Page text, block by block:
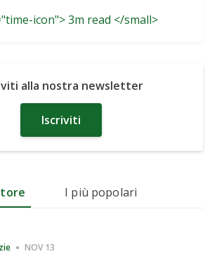
icon"> 3m read </small>
alla nostra newsletter
Iscriviti
I più popolari
NOV 13